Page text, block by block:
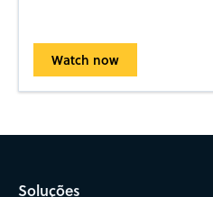
Watch now
Soluções